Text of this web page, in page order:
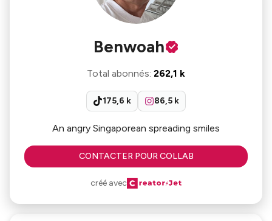
Benwoah
Total abonnés: 262,1 k
175,6 k 86,5 k
An angry Singaporean spreading smiles
CONTACTER POUR COLLAB
créé avec